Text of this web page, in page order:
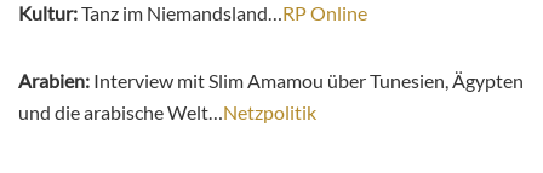
Kultur:Tanz im Niemandsland…RP Online
Arabien: Interview mit Slim Amamou über Tunesien, Ägypten
und die arabische Welt…Netzpolitik